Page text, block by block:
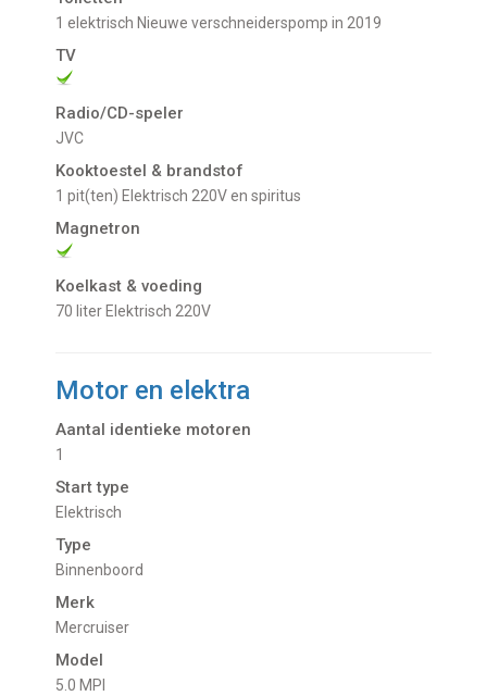
1 elektrisch Nieuwe verschneiderspomp in 2019
TV
Radio/CD-speler
JVC
Kooktoestel & brandstof
1 pit(ten) Elektrisch 220V en spiritus
Magnetron
Koelkast & voeding
70 liter Elektrisch 220V
Motor en elektra
Aantal identieke motoren
1
Start type
Elektrisch
Type
Binnenboord
Merk
Mercruiser
Model
5.0 MPI